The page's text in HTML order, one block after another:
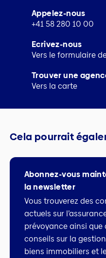
Appelez-nous
+41 58 280 10 00
Ecrivez-nous
Vers le formulaire
Trouver une
Vers la carte
Cela pourrait
Abonnez-vous
la newsletter
Vous trouverez des
actuels sur
prévoyance ainsi que
conseils sur la
biens immobiliers et